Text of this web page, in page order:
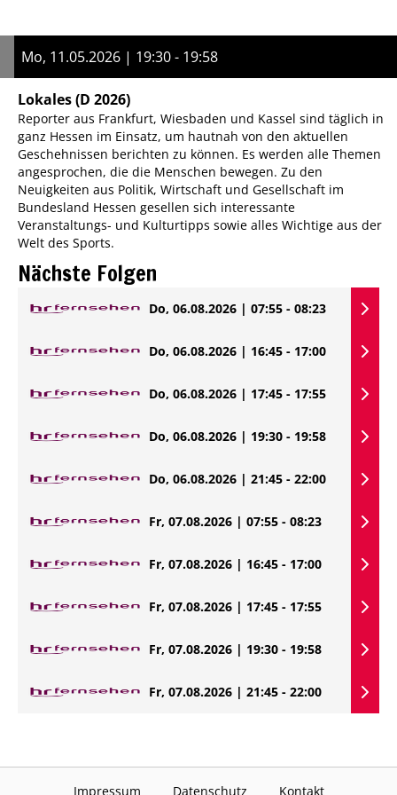
Mo, 11.05.2026 | 19:30 - 19:58
Lokales(D 2026)
Reporter aus Frankfurt, Wiesbaden und Kassel sind täglich in
ganz Hessen im Einsatz, um hautnah von den aktuellen
Geschehnissen berichten zu können. Es werden alle Themen
angesprochen, die die Menschen bewegen. Zu den
Neuigkeiten aus Politik, Wirtschaft und Gesellschaft im
Bundesland Hessen gesellen sich interessante
Veranstaltungs- und Kulturtipps sowie alles Wichtige aus der
Welt des Sports.
Nächste Folgen
Do, 06.08.2026 | 07:55 - 08:23
Do, 06.08.2026 | 16:45 - 17:00
Do, 06.08.2026 | 17:45 - 17:55
Do, 06.08.2026 | 19:30 - 19:58
Do, 06.08.2026 | 21:45 - 22:00
Fr, 07.08.2026 | 07:55 - 08:23
Fr, 07.08.2026 | 16:45 - 17:00
Fr, 07.08.2026 | 17:45 - 17:55
Fr, 07.08.2026 | 19:30 - 19:58
Fr, 07.08.2026 | 21:45 - 22:00
Impressum Datenschutz Kontakt